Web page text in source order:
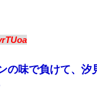
の味で負けて、汐